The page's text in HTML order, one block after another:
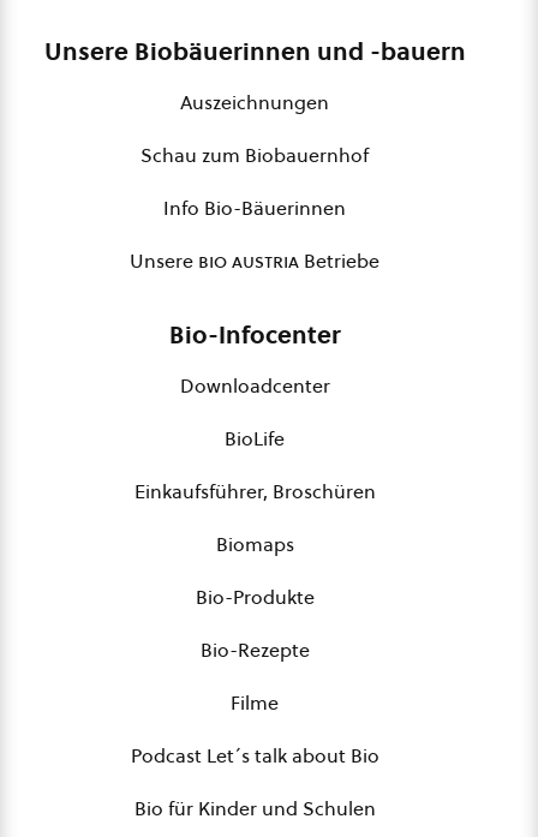
Unsere Biobäuerinnen und -bauern
Auszeichnungen
Schau zum Biobauernhof
Info Bio-Bäuerinnen
Unsere bio austria Betriebe
Bio-Infocenter
Downloadcenter
BioLife
Einkaufsführer, Broschüren
Biomaps
Bio-Produkte
Bio-Rezepte
Filme
Podcast Let´s talk about Bio
Bio für Kinder und Schulen